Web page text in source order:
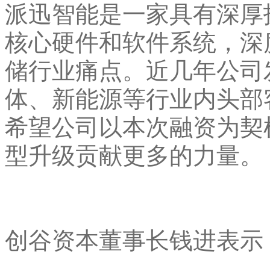
派迅智能是一家具有深
核心硬件和软件系统，
储行业痛点。近几年公
体、新能源等行业内头
希望公司以本次融资为
型升级贡献更多的力量。
创谷资本董事长钱进表示